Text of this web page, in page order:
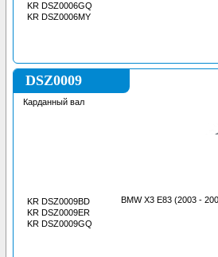
KR DSZ0006GQ
KR DSZ0006MY
DSZ0009
Карданный вал
KR DSZ0009BD
KR DSZ0009ER
KR DSZ0009GQ
BMW X3 E83 (2003 -